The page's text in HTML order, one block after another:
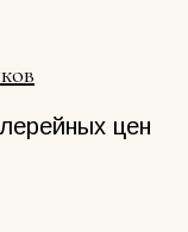
цен